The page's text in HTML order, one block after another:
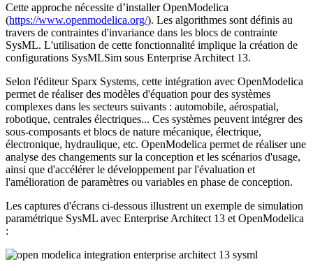
Cette approche nécessite d’installer OpenModelica
(https://www.openmodelica.org/). Les algorithmes sont définis au
travers de contraintes d'invariance dans les blocs de contrainte
SysML. L'utilisation de cette fonctionnalité implique la création de
configurations SysMLSim sous Enterprise Architect 13.
Selon l'éditeur Sparx Systems, cette intégration avec OpenModelica
permet de réaliser des modèles d'équation pour des systèmes
complexes dans les secteurs suivants : automobile, aérospatial,
robotique, centrales électriques... Ces systèmes peuvent intégrer des
sous-composants et blocs de nature mécanique, électrique,
électronique, hydraulique, etc. OpenModelica permet de réaliser une
analyse des changements sur la conception et les scénarios d'usage,
ainsi que d'accélérer le développement par l'évaluation et
l'amélioration de paramètres ou variables en phase de conception.
Les captures d'écrans ci-dessous illustrent un exemple de simulation
paramétrique SysML avec Enterprise Architect 13 et OpenModelica
: